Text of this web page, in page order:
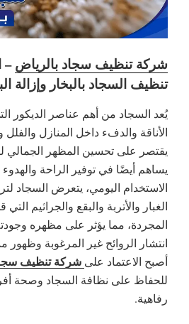
شركة تنظيف سجاد بالرياض–
تنظيف السجاد بالبخار وإزالة
يُعد السجاد من أهم عناصر الديكور
الأناقة والدفء داخل المنازل
يقتصر على تحسين المظهر
يساهم أيضًا في توفير الراحة
الاستخدام اليومي، يتعرض السجاد
الغبار والأتربة والبقع والجراثيم التي
المجردة، مما يؤثر على مظهره
انتشار الروائح غير المرغوبة
أصبح الاعتماد على شركة تنظيف
للحفاظ على نظافة السجاد وصحة
رفاهية.